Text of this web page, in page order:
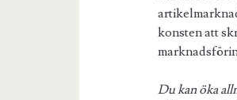
konsten att
Du kan öka